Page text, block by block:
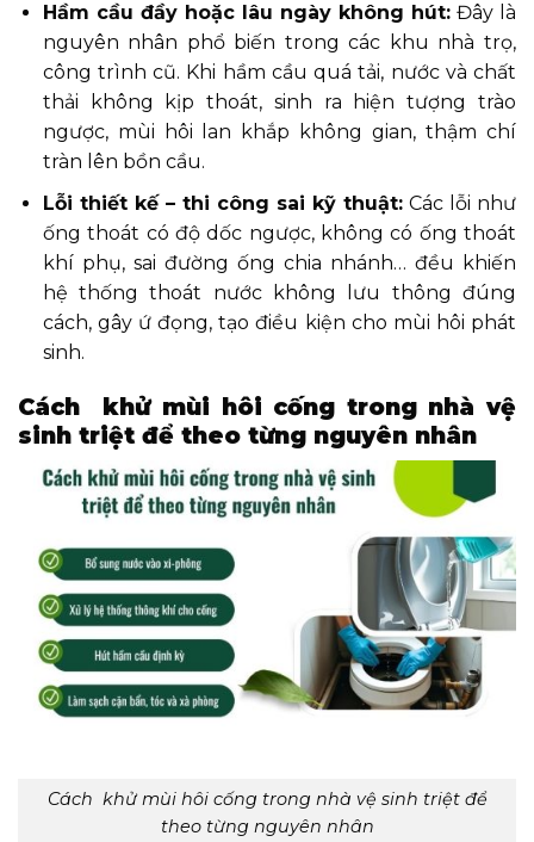
Hầm cầu đầy hoặc lâu ngày không hút:Đây là
nguyên nhân phổ biến trong các khu nhà trọ,
công trình cũ. Khi hầm cầu quá tải, nước và chất
thải không kịp thoát, sinh ra hiện tượng trào
ngược, mùi hôi lan khắp không gian, thậm chí
tràn lên bồn cầu.
Lỗi thiết kế – thi công sai kỹ thuật:Các lỗi như
ống thoát có độ dốc ngược, không có ống thoát
khí phụ, sai đường ống chia nhánh… đều khiến
hệ thống thoát nước không lưu thông đúng
cách, gây ứ đọng, tạo điều kiện cho mùi hôi phát
sinh.
Cách khử mùi hôi cống trong nhà vệ
sinh triệt để theo từng nguyên nhân
Cách khử mùi hôi cống trong nhà vệ sinh triệt để
theo từng nguyên nhân